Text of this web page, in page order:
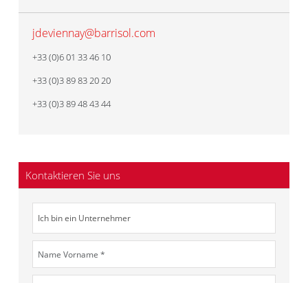
jdeviennay@barrisol.com
+33 (0)6 01 33 46 10
+33 (0)3 89 83 20 20
+33 (0)3 89 48 43 44
Kontaktieren Sie uns